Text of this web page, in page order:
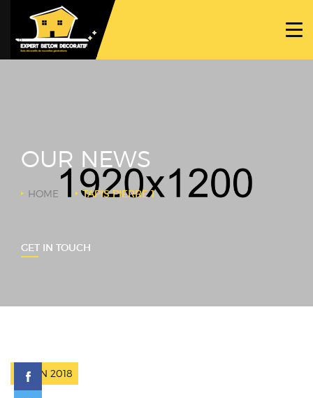
PROJETS
NOUS CONTACTER
OUR NEWS
HOME TAPIS PIERRE 1
GET IN TOUCH
2 JUIN 2018